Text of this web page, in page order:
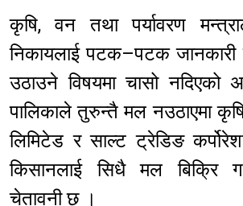
कृषि, वन तथा पर्यावरण
निकायलाई पटक–पटक जानकारी
उठाउने विषयमा चासो
पालिकाले तुरुन्तै मल नउठाएमा
लिमिटेड र साल्ट ट्रेडिङ
किसानलाई सिधै मल बिक्रि
चेतावनी छ ।